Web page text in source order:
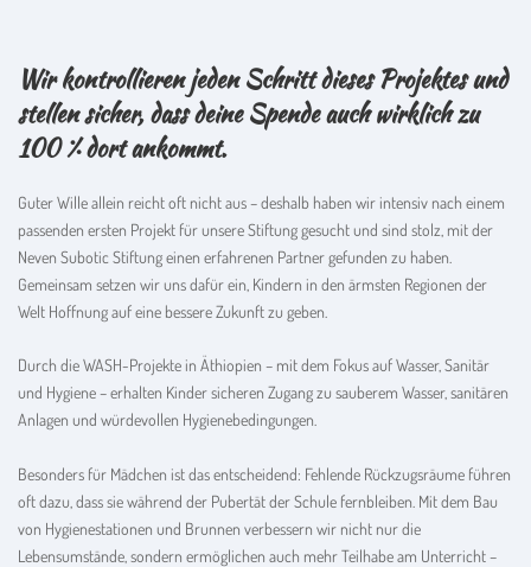
Wir kontrollieren jeden Schritt dieses Projektes und
stellen sicher, dass deine Spende auch wirklich zu
100 % dort ankommt.
Guter Wille allein reicht oft nicht aus – deshalb haben wir intensiv nach einem
passenden ersten Projekt für unsere Stiftung gesucht und sind stolz, mit der
Neven Subotic Stiftung einen erfahrenen Partner gefunden zu haben.
Gemeinsam setzen wir uns dafür ein, Kindern in den ärmsten Regionen der
Welt Hoffnung auf eine bessere Zukunft zu geben.
Durch die WASH-Projekte in Äthiopien – mit dem Fokus auf Wasser, Sanitär
und Hygiene – erhalten Kinder sicheren Zugang zu sauberem Wasser, sanitären
Anlagen und würdevollen Hygienebedingungen.
Besonders für Mädchen ist das entscheidend: Fehlende Rückzugsräume führen
oft dazu, dass sie während der Pubertät der Schule fernbleiben. Mit dem Bau
von Hygienestationen und Brunnen verbessern wir nicht nur die
Lebensumstände, sondern ermöglichen auch mehr Teilhabe am Unterricht –